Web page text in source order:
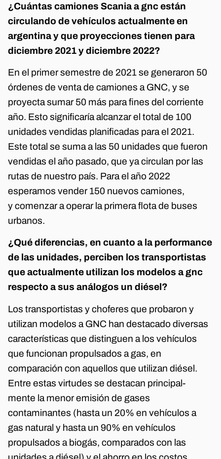
¿Cuántas camiones Scania a gnc están
circulando de vehículos actualmente en
argentina y que proyecciones tienen para
diciembre 2021 y diciembre 2022?
En el primer semestre de 2021 se generaron 50
órdenes de venta de camiones a GNC, y se
proyecta sumar 50 más para fines del corriente
año. Esto significaría alcanzar el total de 100
unidades vendidas planificadas para el 2021.
Este total se suma a las 50 unidades que fueron
vendidas el año pasado, que ya circulan por las
rutas de nuestro país. Para el año 2022
esperamos vender 150 nuevos camiones,
y comenzar a operar la primera flota de buses
urbanos.
¿Qué diferencias, en cuanto a la performance
de las unidades, perciben los transportistas
que actualmente utilizan los modelos a gnc
respecto a sus análogos un diésel?
Los transportistas y choferes que probaron y
utilizan modelos a GNC han destacado diversas
características que distinguen a los vehículos
que funcionan propulsados a gas, en
comparación con aquellos que utilizan diésel.
Entre estas virtudes se destacan principal-
mente la menor emisión de gases
contaminantes (hasta un 20% en vehículos a
gas natural y hasta un 90% en vehículos
propulsados a biogás, comparados con las